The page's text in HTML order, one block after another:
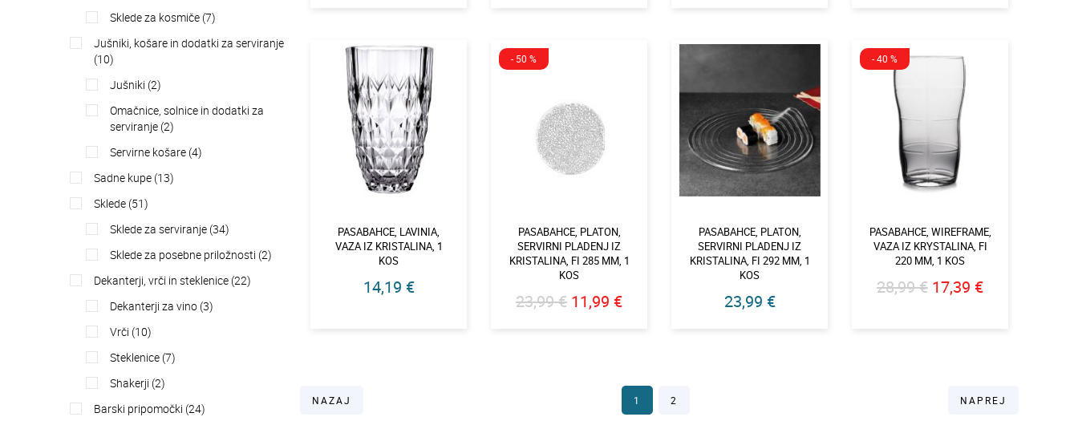
sklede za kosmiče (7)
jušniki, košare in dodatki za serviranje
(10)
jušniki (2)
omačnice, solnice in dodatki za
serviranje (2)
servirne košare (4)
sadne kupe (13)
sklede (51)
sklede za serviranje (34)
sklede za posebne priložnosti (2)
dekanterji, vrči in steklenice (22)
dekanterji za vino (3)
vrči (10)
steklenice (7)
shakerji (2)
barski pripomočki (24)
PASABAHCE, LAVINIA,
VAZA IZ KRISTALINA, 1
KOS
14,19 €
- 50 %
PASABAHCE, PLATON,
SERVIRNI PLADENJ IZ
KRISTALINA, FI 285 MM, 1
KOS
23,99 € 11,99 €
PASABAHCE, PLATON,
SERVIRNI PLADENJ IZ
KRISTALINA, FI 292 MM, 1
KOS
23,99 €
- 40 %
PASABAHCE, WIREFRAME,
VAZA IZ KRYSTALINA, FI
220 MM, 1 KOS
28,99 € 17,39 €
NAZAJ 1 2 NAPREJ